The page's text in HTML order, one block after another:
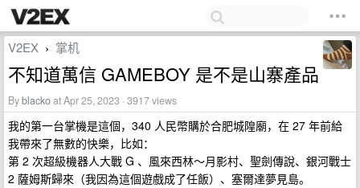
V2EX › 掌机
不知道萬信 GAMEBOY 是不是山寨產品
Byblackoat Apr 25, 2023 · 3917 views
我的第一台掌機是這個，340 人民幣購於合肥城隍廟，在 27 年前給
我帶來了無數的快樂，比如：
第 2 次超級機器人大戰 G 、風來西林～月影村、聖劍傳說、銀河戰士
2 薩姆斯歸來（我因為這個遊戲成了任飯）、塞爾達夢見島。